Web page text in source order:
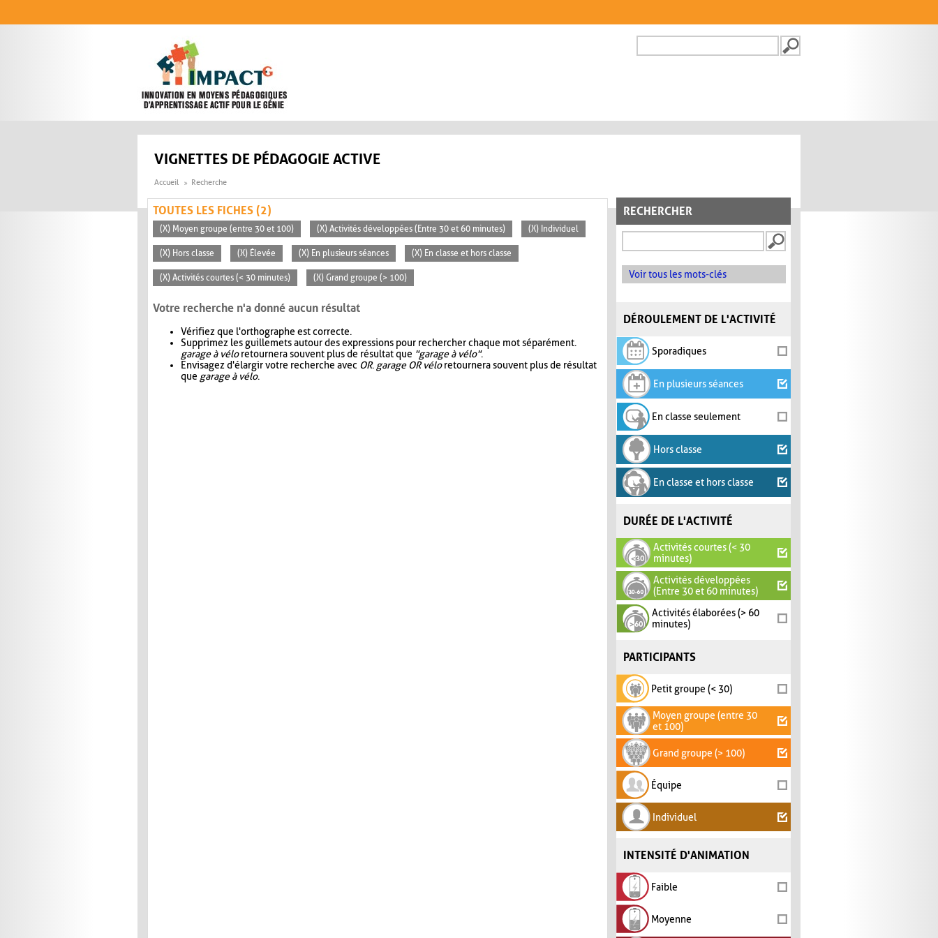
FORMULAIRE DE
VIGNETTES DE PÉDAGOGIE ACTIVE
Accueil Recherche
RECHERCHER
Voir tous les mots-clés
DÉROULEMENT DE L'ACTIVITÉ
Sporadiques
En plusieurs séances
En classe seulement
Hors classe
En classe et hors classe
DURÉE DE L'ACTIVITÉ
Activités courtes (< 30
minutes)
Activités développées
(Entre 30 et 60 minutes)
Activités élaborées (> 60
minutes)
PARTICIPANTS
Petit groupe (< 30)
Moyen groupe (entre 30
et 100)
Grand groupe (> 100)
Équipe
Individuel
INTENSITÉ D'ANIMATION
Faible
Moyenne
TOUTES LES FICHES (2)
(X) Moyen groupe (entre 30 et 100) (X) Activités développées (Entre 30 et 60 minutes) (X) Individuel
(X) Hors classe (X) Élevée (X) En plusieurs séances (X) En classe et hors classe
(X) Activités courtes (< 30 minutes) (X) Grand groupe (> 100)
Votre recherche n'a donné aucun résultat
Vérifiez que l'orthographe est correcte.
Supprimez les guillemets autour des expressions pour rechercher chaque mot séparément.
garage à véloretournera souvent plus de résultat que "garage à vélo".
Envisagez d'élargir votre recherche avec OR. garage OR véloretournera souvent plus de résultat
que garage à vélo.